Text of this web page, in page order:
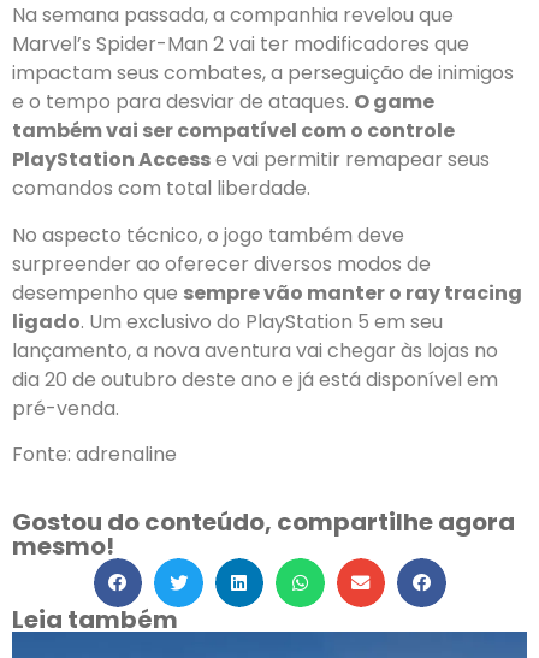
Na semana passada, a companhia revelou que
Marvel’s Spider-Man 2 vai ter modificadores que
impactam seus combates, a perseguição de inimigos
e o tempo para desviar de ataques. O game
também vai ser compatível com o controle
PlayStation Accesse vai permitir remapear seus
comandos com total liberdade.
No aspecto técnico, o jogo também deve
surpreender ao oferecer diversos modos de
desempenho que sempre vão manter o ray tracing
ligado. Um exclusivo do PlayStation 5 em seu
lançamento, a nova aventura vai chegar às lojas no
dia 20 de outubro deste ano e já está disponível em
pré-venda.
Fonte: adrenaline
Gostou do conteúdo, compartilhe agora
mesmo!
Leia também